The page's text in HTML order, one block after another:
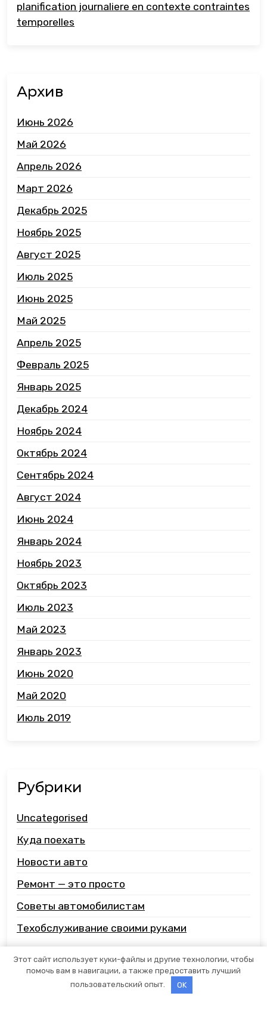
planification journaliere en contexte contraintes
temporelles
Архив
Июнь 2026
Май 2026
Апрель 2026
Март 2026
Декабрь 2025
Ноябрь 2025
Август 2025
Июль 2025
Июнь 2025
Май 2025
Апрель 2025
Февраль 2025
Январь 2025
Декабрь 2024
Ноябрь 2024
Октябрь 2024
Сентябрь 2024
Август 2024
Июнь 2024
Январь 2024
Ноябрь 2023
Октябрь 2023
Июль 2023
Май 2023
Январь 2023
Июнь 2020
Май 2020
Июль 2019
Рубрики
Uncategorised
Куда поехать
Новости авто
Ремонт — это просто
Советы автомобилистам
Техобслуживание своими руками
Этот сайт использует куки-файлы и другие технологии, чтобы
помочь вам в навигации, а также предоставить лучший
пользовательский опыт.
OK